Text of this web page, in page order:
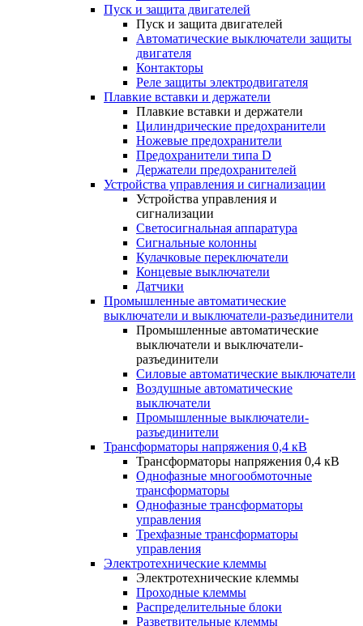
Пуск и защита двигателей
Пуск и защита двигателей
Автоматические выключатели защиты
двигателя
Контакторы
Реле защиты электродвигателя
Плавкие вставки и держатели
Плавкие вставки и держатели
Цилиндрические предохранители
Ножевые предохранители
Предохранители типа D
Держатели предохранителей
Устройства управления и сигнализации
Устройства управления и
сигнализации
Светосигнальная аппаратура
Сигнальные колонны
Кулачковые переключатели
Концевые выключатели
Датчики
Промышленные автоматические
выключатели и выключатели-разъединители
Промышленные автоматические
выключатели и выключатели-
разъединители
Силовые автоматические выключатели
Воздушные автоматические
выключатели
Промышленные выключатели-
разъединители
Трансформаторы напряжения 0,4 кВ
Трансформаторы напряжения 0,4 кВ
Однофазные многообмоточные
трансформаторы
Однофазные трансформаторы
управления
Трехфазные трансформаторы
управления
Электротехнические клеммы
Электротехнические клеммы
Проходные клеммы
Распределительные блоки
Разветвительные клеммы